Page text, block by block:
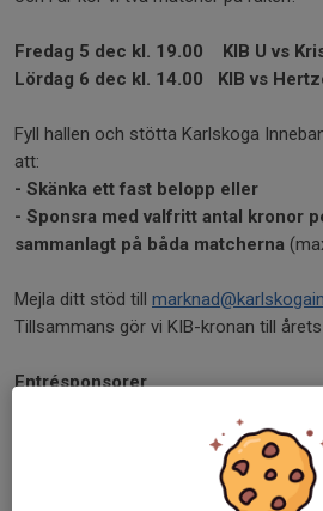
Fredag 5 dec kl. 19.00
KIB U vs
Lördag 6 dec kl. 14.00
KIB vs
Fyll hallen och stötta Karlskoga
att:
- Skänka ett fast belopp eller
- Sponsra med valfritt antal kronor
sammanlagt på båda matcherna
Mejla ditt stöd till
Tillsammans gör vi KIB-kronan till
Entrésponsorer
Trestad mark och entreprenad